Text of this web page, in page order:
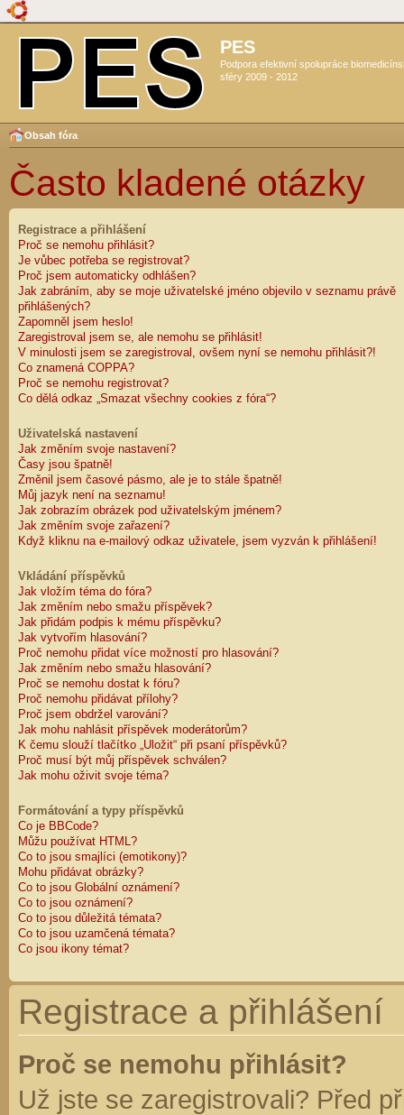
PES
Podpora efektivní spolupráce
sféry 2009 - 2012
Obsah fóra
Často kladené otázky
Registrace a přihlášení
Proč se nemohu přihlásit?
Je vůbec potřeba se registrovat?
Proč jsem automaticky odhlášen?
Jak zabráním, aby se moje uživatelské jméno objevilo v seznamu právě
přihlášených?
Zapomněl jsem heslo!
Zaregistroval jsem se, ale nemohu se přihlásit!
V minulosti jsem se zaregistroval, ovšem nyní se nemohu přihlásit?!
Co znamená COPPA?
Proč se nemohu registrovat?
Co dělá odkaz „Smazat všechny cookies z fóra“?
Uživatelská nastavení
Jak změním svoje nastavení?
Časy jsou špatně!
Změnil jsem časové pásmo, ale je to stále špatně!
Můj jazyk není na seznamu!
Jak zobrazím obrázek pod uživatelským jménem?
Jak změním svoje zařazení?
Když kliknu na e-mailový odkaz uživatele, jsem vyzván k přihlášení!
Vkládání příspěvků
Jak vložím téma do fóra?
Jak změním nebo smažu příspěvek?
Jak přidám podpis k mému příspěvku?
Jak vytvořím hlasování?
Proč nemohu přidat více možností pro hlasování?
Jak změním nebo smažu hlasování?
Proč se nemohu dostat k fóru?
Proč nemohu přidávat přílohy?
Proč jsem obdržel varování?
Jak mohu nahlásit příspěvek moderátorům?
K čemu slouží tlačítko „Uložit“ při psaní příspěvků?
Proč musí být můj příspěvek schválen?
Jak mohu oživit svoje téma?
Formátování a typy příspěvků
Co je BBCode?
Můžu používat HTML?
Co to jsou smajlíci (emotikony)?
Mohu přidávat obrázky?
Co to jsou Globální oznámení?
Co to jsou oznámení?
Co to jsou důležitá témata?
Co to jsou uzamčená témata?
Co jsou ikony témat?
Registrace a přihlášení
Proč se nemohu přihlásit?
Už jste se zaregistrovali? Před